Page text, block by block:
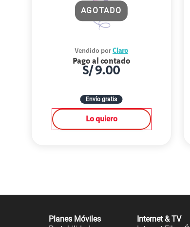
AGOTADO
Vendido por Claro
Pago al contado
S/ 9.00
Envío gratis
Lo quiero
Planes Móviles
Internet & TV